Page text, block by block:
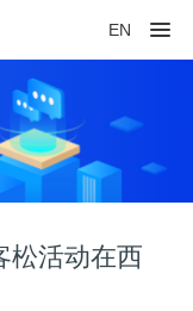
EN
松活动在西